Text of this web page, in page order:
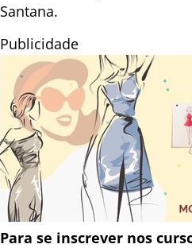
Santana.
Publicidade
Para se inscrever nos